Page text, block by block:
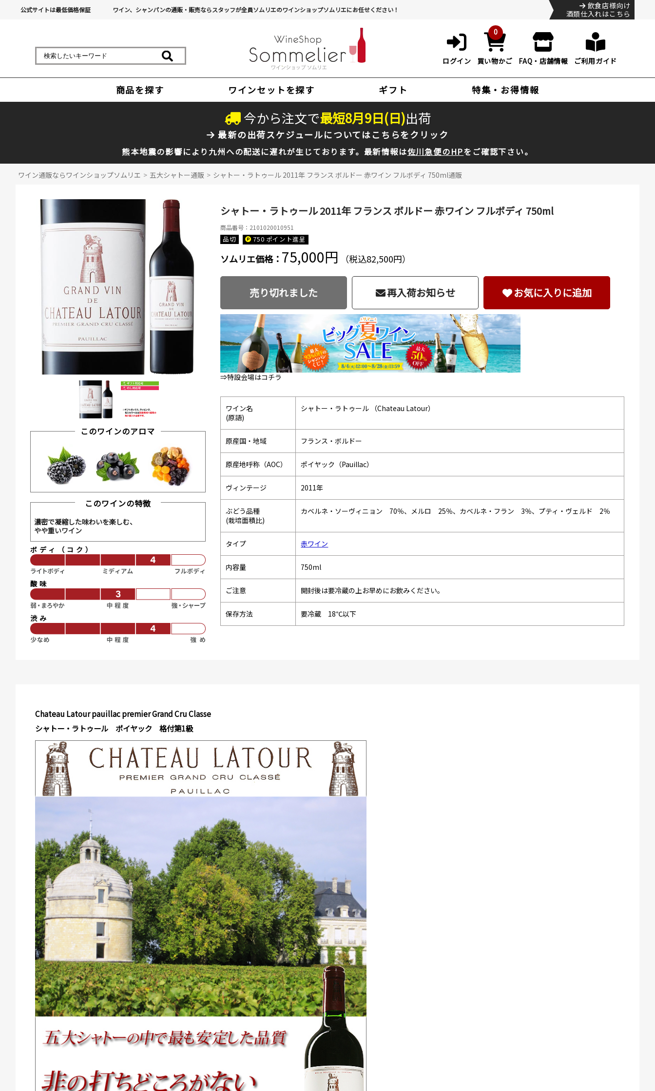
公式サイトは最低価格保証 ワイン、シャンパンの通販・販売ならスタッフが全員ソムリエのワインショップソムリエにお任せください！
飲食店様向け
酒類仕入れはこちら
ログイン
0
買い物かご FAQ・店舗情報 ご利用ガイド
商品を探す ワインセットを探す ギフト 特集・お得情報
今から注文で最短8月9日(日)出荷
最新の出荷スケジュールについてはこちらをクリック
熊本地震の影響により九州への配送に遅れが生じております。最新情報は佐川急便のHPをご確認下さい。
ワイン通販ならワインショップソムリエ > 五大シャトー通販 > シャトー・ラトゥール 2011年 フランス ボルドー 赤ワイン フルボディ 750ml通販
このワインのアロマ
このワインの特徴
濃密で凝縮した味わいを楽しむ、
やや重いワイン
ボディ（コク）
酸味
渋み
シャトー・ラトゥール 2011年 フランス ボルドー 赤ワイン フルボディ 750ml
商品番号：2101020010951
品切 750 ポイント進呈
ソムリエ価格： 75,000円 （税込82,500円）
売り切れました 再入荷お知らせ お気に入りに追加
⇒特設会場はコチラ
ワイン名
(原語)
シャトー・ラトゥール （Chateau Latour）
原産国・地域 フランス・ボルドー
原産地呼称（AOC） ポイヤック（Pauillac）
ヴィンテージ 2011年
ぶどう品種
(栽培面積比)
カベルネ・ソーヴィニョン 70％、メルロ 25％、カベルネ・フラン 3％、プティ・ヴェルド 2％
タイプ 赤ワイン
内容量 750ml
ご注意 開封後は要冷蔵の上お早めにお飲みください。
保存方法 要冷蔵 18℃以下
Chateau Latour pauillac premier Grand Cru Classe
シャトー・ラトゥール ポイヤック 格付第1級